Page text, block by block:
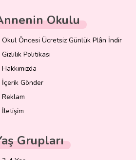
Okulu
Okul Öncesi Ücretsiz Günlük Plân İndir
Gizlilik Politikası
Hakkımızda
İçerik Gönder
Reklam
İletişim
Grupları